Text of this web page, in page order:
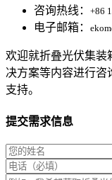
咨询热线： +86
电子邮箱：
欢迎就折叠光伏集装
决方案等内容进行咨
支持。
提交需求信息